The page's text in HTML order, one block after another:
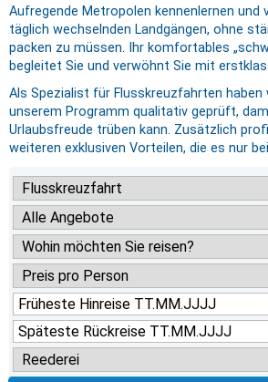
Aufregende Metropolen kennenlernen und
täglich wechselnden Landgängen, ohne
packen zu müssen. Ihr komfortables
begleitet Sie und verwöhnt Sie mit
Als Spezialist für Flusskreuzfahrten haben
unserem Programm qualitativ geprüft,
Urlaubsfreude trüben kann. Zusätzlich
weiteren exklusiven Vorteilen, die es nur